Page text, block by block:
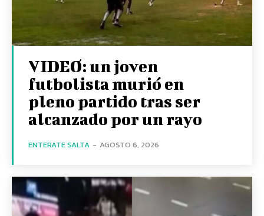
VIDEO: un joven
futbolista murió en
pleno partido tras ser
alcanzado por un rayo
ENTERATE SALTA - AGOSTO 6, 2026